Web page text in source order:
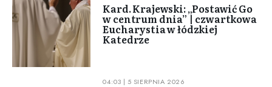
Kard. Krajewski: „Postawić Go
w centrum dnia” | czwartkowa
Eucharystia w łódzkiej
Katedrze
04:03 | 5 SIERPNIA 2026